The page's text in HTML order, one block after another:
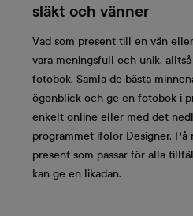
släkt och vänner
Vad som present till en vän
vara meningsfull och unik,
fotobok. Samla de bästa
ögonblick och ge en fotobok i
enkelt online eller med det
programmet ifolor Designer.
present som passar för alla
kan ge en likadan.